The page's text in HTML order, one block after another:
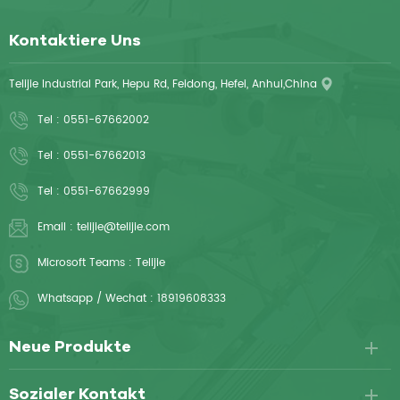
Kontaktiere Uns
Telijie Industrial Park, Hepu Rd, Feidong, Hefei, Anhui,China
Tel : 0551-67662002
Tel : 0551-67662013
Tel : 0551-67662999
Email : telijie@telijie.com
Microsoft Teams : Telijie
Whatsapp / Wechat : 18919608333
Neue Produkte
Sozialer Kontakt